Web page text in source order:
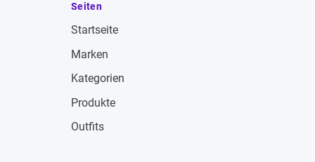
Seiten
Startseite
Marken
Kategorien
Produkte
Outfits